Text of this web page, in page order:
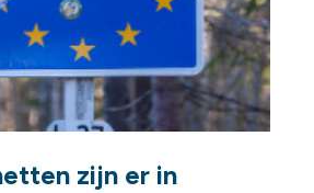
zijn er in